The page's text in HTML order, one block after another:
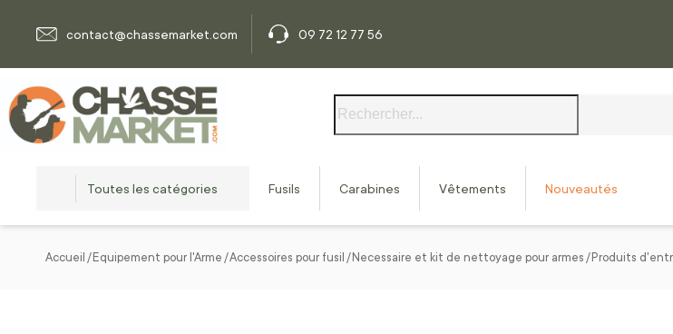
contact@chassemarket.com
09 72 12 77 56
Toutes les catégories Fusils Carabines Vêtements Nouveautés
Accueil Equipement pour l'Arme Accessoires pour fusil Necessaire et kit de nettoyage pour armes Produits